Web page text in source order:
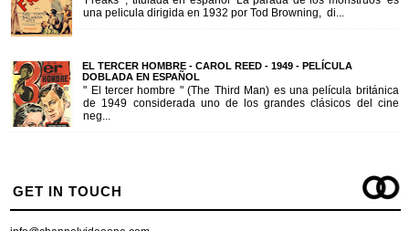
una pelicula dirigida en 1932 por Tod Browning, di...
EL TERCER HOMBRE - CAROL REED - 1949 - PELÍCULA
DOBLADA EN ESPAÑOL
" El tercer hombre " (The Third Man) es una película británica
de 1949 considerada uno de los grandes clásicos del cine
neg...
GET IN TOUCH